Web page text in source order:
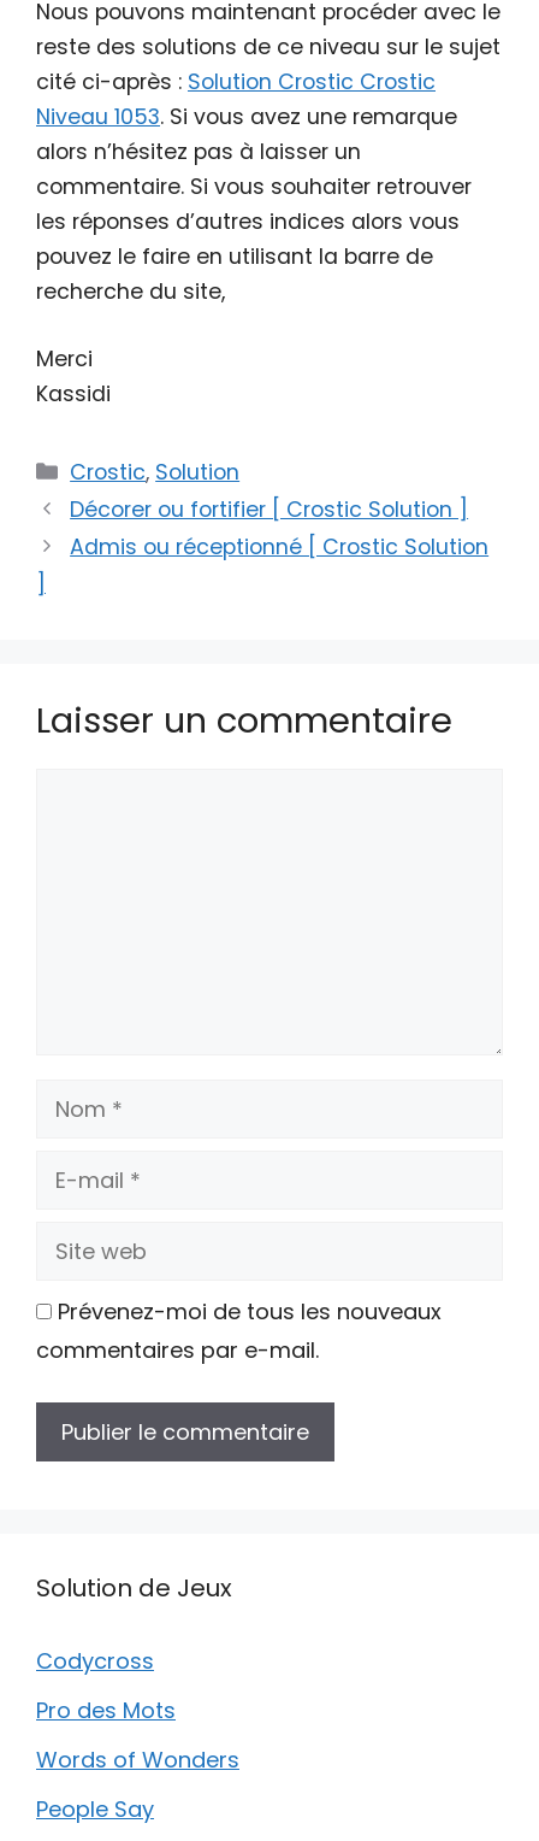
Nous pouvons maintenant procéder avec le
reste des solutions de ce niveau sur le sujet
cité ci-après : Solution Crostic Crostic
Niveau 1053. Si vous avez une remarque
alors n’hésitez pas à laisser un
commentaire. Si vous souhaiter retrouver
les réponses d’autres indices alors vous
pouvez le faire en utilisant la barre de
recherche du site,
Merci
Kassidi
Catégories
Crostic, Solution
Décorer ou fortifier [ Crostic Solution ]
Admis ou réceptionné [ Crostic Solution
Laisser un commentaire
Nom
E-
Site
Prévenez-moi de tous les nouveaux
commentaires par e-mail.
Solution de Jeux
Codycross
Pro des Mots
Words of Wonders
People Say